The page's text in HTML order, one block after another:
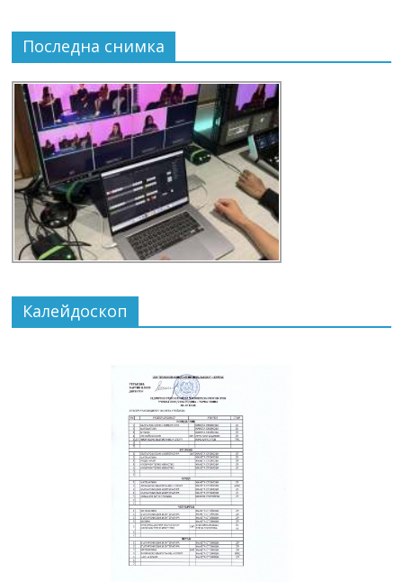
Последна снимка
Калейдоскоп